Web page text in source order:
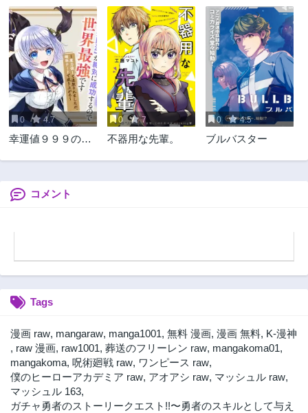
0 4.7
幸運値９９９の
ので世界最強です
～魔力値１で追放
がる～
0 7
不器用な先輩。
0 4.5
ブルバスター
コメント
Tags
漫画 raw, mangaraw, manga1001, 無料 漫画, 漫画 無料, K-漫神
, raw 漫画, raw1001, 葬送のフリーレン raw, mangakoma01,
mangakoma, 呪術廻戦 raw, ワンピース raw,
僕のヒーローアカデミア raw, アオアシ raw, マッシュル raw,
マッシュル 163,
ガチャ勇者のストーリークエスト!!〜勇者のスキルとして与え